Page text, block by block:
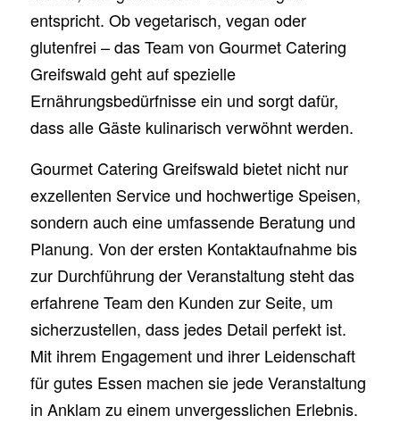
entspricht. Ob vegetarisch, vegan oder
glutenfrei – das Team von Gourmet Catering
Greifswald geht auf spezielle
Ernährungsbedürfnisse ein und sorgt dafür,
dass alle Gäste kulinarisch verwöhnt werden.
Gourmet Catering Greifswald bietet nicht nur
exzellenten Service und hochwertige Speisen,
sondern auch eine umfassende Beratung und
Planung. Von der ersten Kontaktaufnahme bis
zur Durchführung der Veranstaltung steht das
erfahrene Team den Kunden zur Seite, um
sicherzustellen, dass jedes Detail perfekt ist.
Mit ihrem Engagement und ihrer Leidenschaft
für gutes Essen machen sie jede Veranstaltung
in Anklam zu einem unvergesslichen Erlebnis.